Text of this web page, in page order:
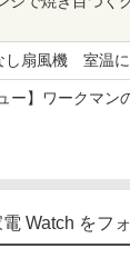
し扇風機 室温
ー】ワークマ
Watch をフ